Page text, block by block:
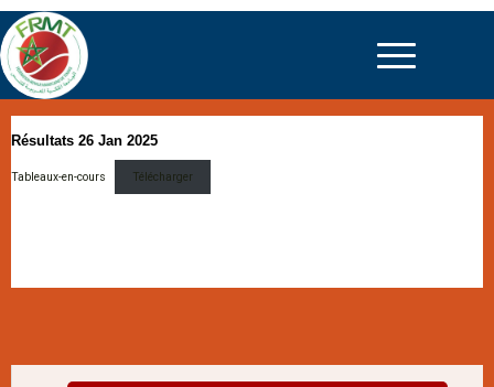
Résultats 26 Jan 2025
Tableaux-en-cours Télécharger